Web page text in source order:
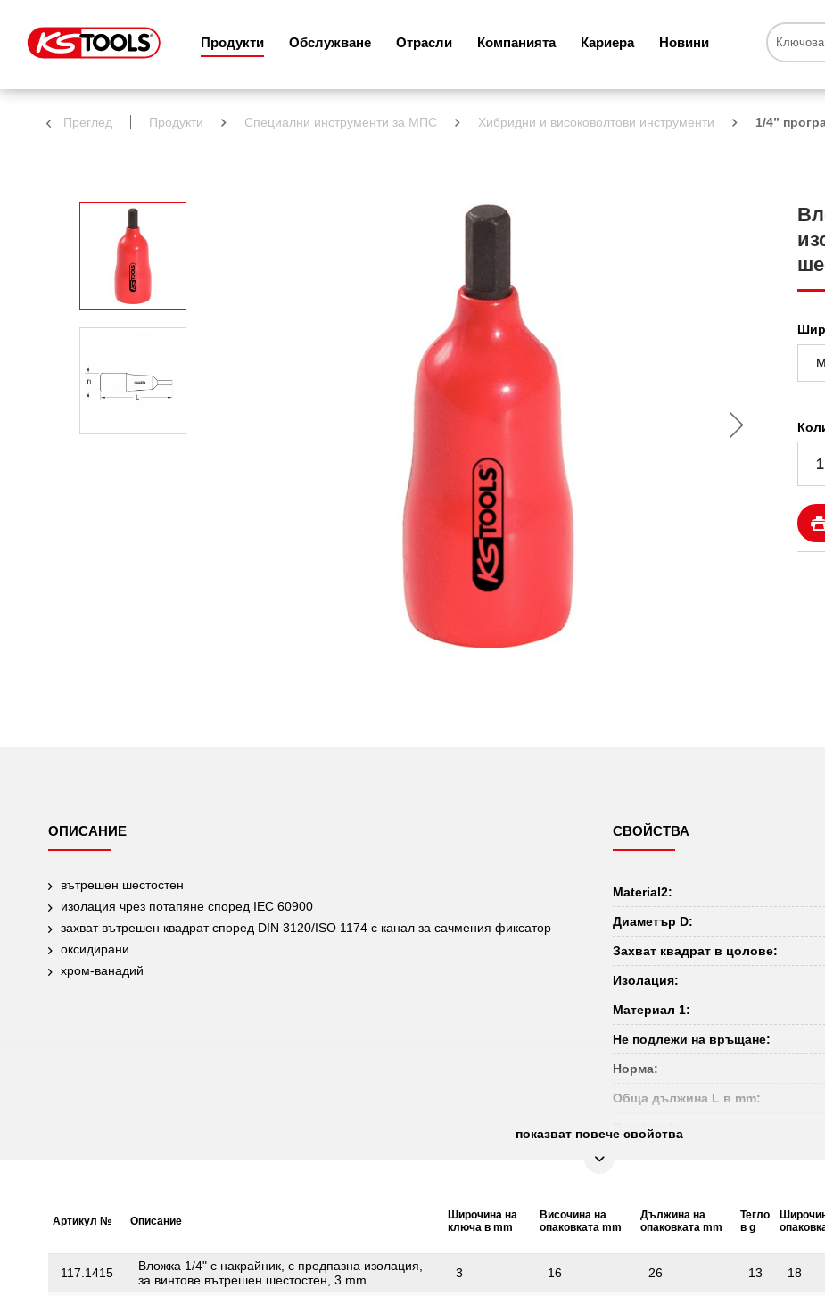
Продукти Обслужване Отрасли Компанията Кариера Новини
Преглед Продукти Специални инструменти за МПС Хибридни и високоволтови инструменти 1/4”
ОПИСАНИЕ
вътрешен шестостен
изолация чрез потапяне според IEC 60900
захват вътрешен квадрат според DIN 3120/ISO 1174 с канал за сачмения фиксатор
оксидирани
хром-ванадий
СВОЙСТВА
Material2:
Диаметър D:
Захват квадрат в цолове:
Изолация:
Материал 1:
Не подлежи на връщане:
Норма:
Обща дължина L в mm:
Профил 1:
Удостоверение за проверка:
показват повече свойства
Артикул № Описание
Широчина на
ключа в mm
Височина на
опаковката mm
Дължина на
опаковката mm
Тегло
в g
117.1415
Вложка 1/4" с накрайник, с предпазна изолация,
за винтове вътрешен шестостен, 3 mm
3 16 26 13 18